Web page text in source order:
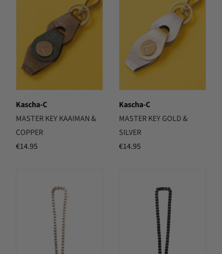
Kascha-C
MASTER KEY KAAIMAN &
COPPER
€14.95
Kascha-C
MASTER KEY GOLD &
SILVER
€14.95